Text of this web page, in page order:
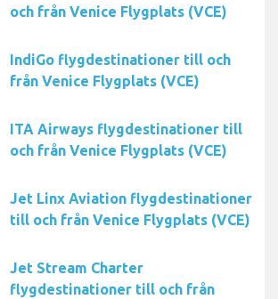
och från Venice Flygplats (VCE)
IndiGo flygdestinationer till och
från Venice Flygplats (VCE)
ITA Airways flygdestinationer till
och från Venice Flygplats (VCE)
Jet Linx Aviation flygdestinationer
till och från Venice Flygplats (VCE)
Jet Stream Charter
flygdestinationer till och från